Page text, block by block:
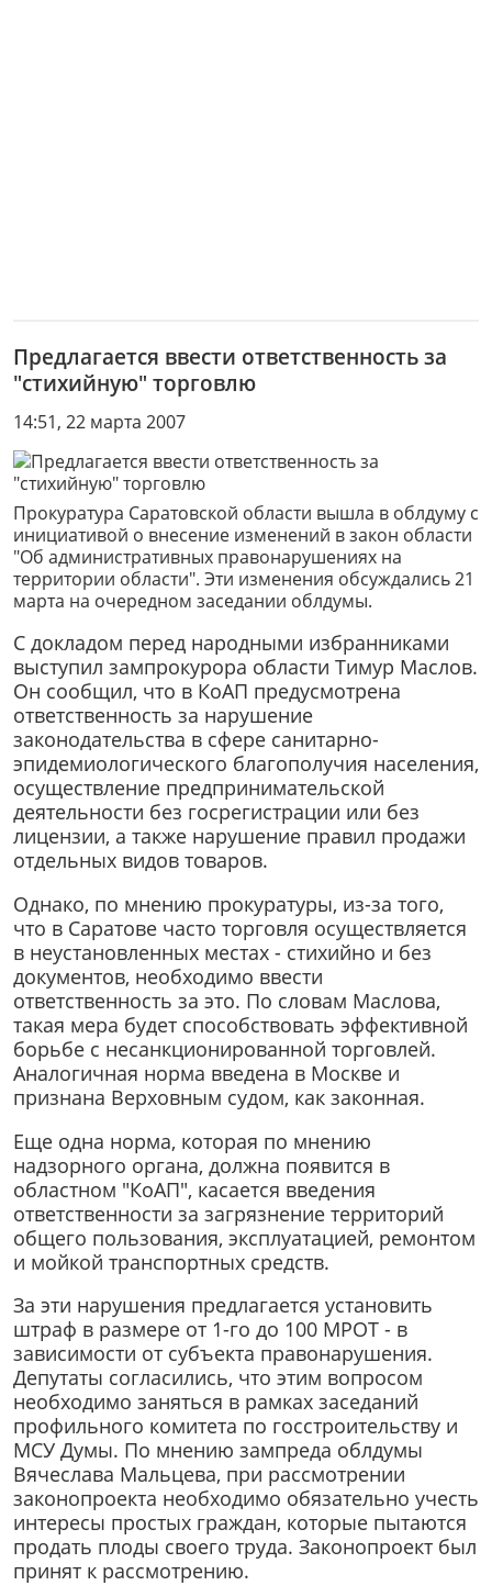
Предлагается ввести ответственность за
"стихийную" торговлю
14:51, 22 марта 2007
Прокуратура Саратовской области вышла в облдуму с
инициативой о внесение изменений в закон области
"Об административных правонарушениях на
территории области". Эти изменения обсуждались 21
марта на очередном заседании облдумы.
С докладом перед народными избранниками
выступил зампрокурора области Тимур Маслов.
Он сообщил, что в КоАП предусмотрена
ответственность за нарушение
законодательства в сфере санитарно-
эпидемиологического благополучия населения,
осуществление предпринимательской
деятельности без госрегистрации или без
лицензии, а также нарушение правил продажи
отдельных видов товаров.
Однако, по мнению прокуратуры, из-за того,
что в Саратове часто торговля осуществляется
в неустановленных местах - стихийно и без
документов, необходимо ввести
ответственность за это. По словам Маслова,
такая мера будет способствовать эффективной
борьбе с несанкционированной торговлей.
Аналогичная норма введена в Москве и
признана Верховным судом, как законная.
Еще одна норма, которая по мнению
надзорного органа, должна появится в
областном "КоАП", касается введения
ответственности за загрязнение территорий
общего пользования, эксплуатацией, ремонтом
и мойкой транспортных средств.
За эти нарушения предлагается установить
штраф в размере от 1-го до 100 МРОТ - в
зависимости от субъекта правонарушения.
Депутаты согласились, что этим вопросом
необходимо заняться в рамках заседаний
профильного комитета по госстроительству и
МСУ Думы. По мнению зампреда облдумы
Вячеслава Мальцева, при рассмотрении
законопроекта необходимо обязательно учесть
интересы простых граждан, которые пытаются
продать плоды своего труда. Законопроект был
принят к рассмотрению.